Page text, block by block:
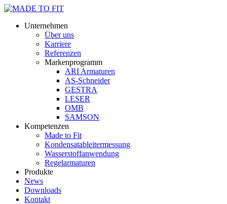
Unternehmen
Über uns
Karriere
Referenzen
Markenprogramm
ARI Armaturen
AS-Schneider
GESTRA
LESER
OMB
SAMSON
Kompetenzen
Made to Fit
Kondensat­ableiter­messung
Wasserstoff­anwendung
Regel­arma­turen
Produkte
News
Downloads
Kontakt